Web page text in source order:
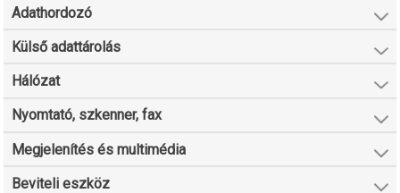
Adathordozó
Külső adattárolás
Hálózat
Nyomtató, szkenner, fax
Megjelenítés és multimédia
Beviteli eszköz